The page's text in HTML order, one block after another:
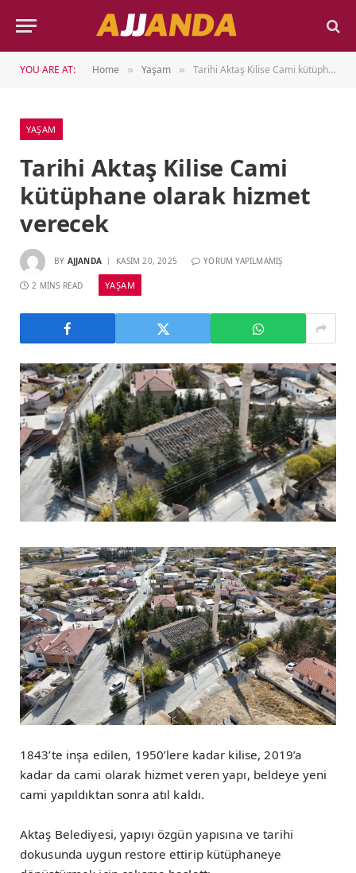
YOU ARE AT: Home » Yaşam » Tarihi Aktaş Kilise Cami kütüphane olarak hizmet verecek
YAŞAM
Tarihi Aktaş Kilise Cami
kütüphane olarak hizmet
verecek
BY AJJANDA KASIM 20, 2025 YORUM YAPILMAMIŞ
2 MINS READ YAŞAM
1843’te inşa edilen, 1950’lere kadar kilise, 2019’a
kadar da cami olarak hizmet veren yapı, beldeye yeni
cami yapıldıktan sonra atıl kaldı.
Aktaş Belediyesi, yapıyı özgün yapısına ve tarihi
dokusunda uygun restore ettirip kütüphaneye